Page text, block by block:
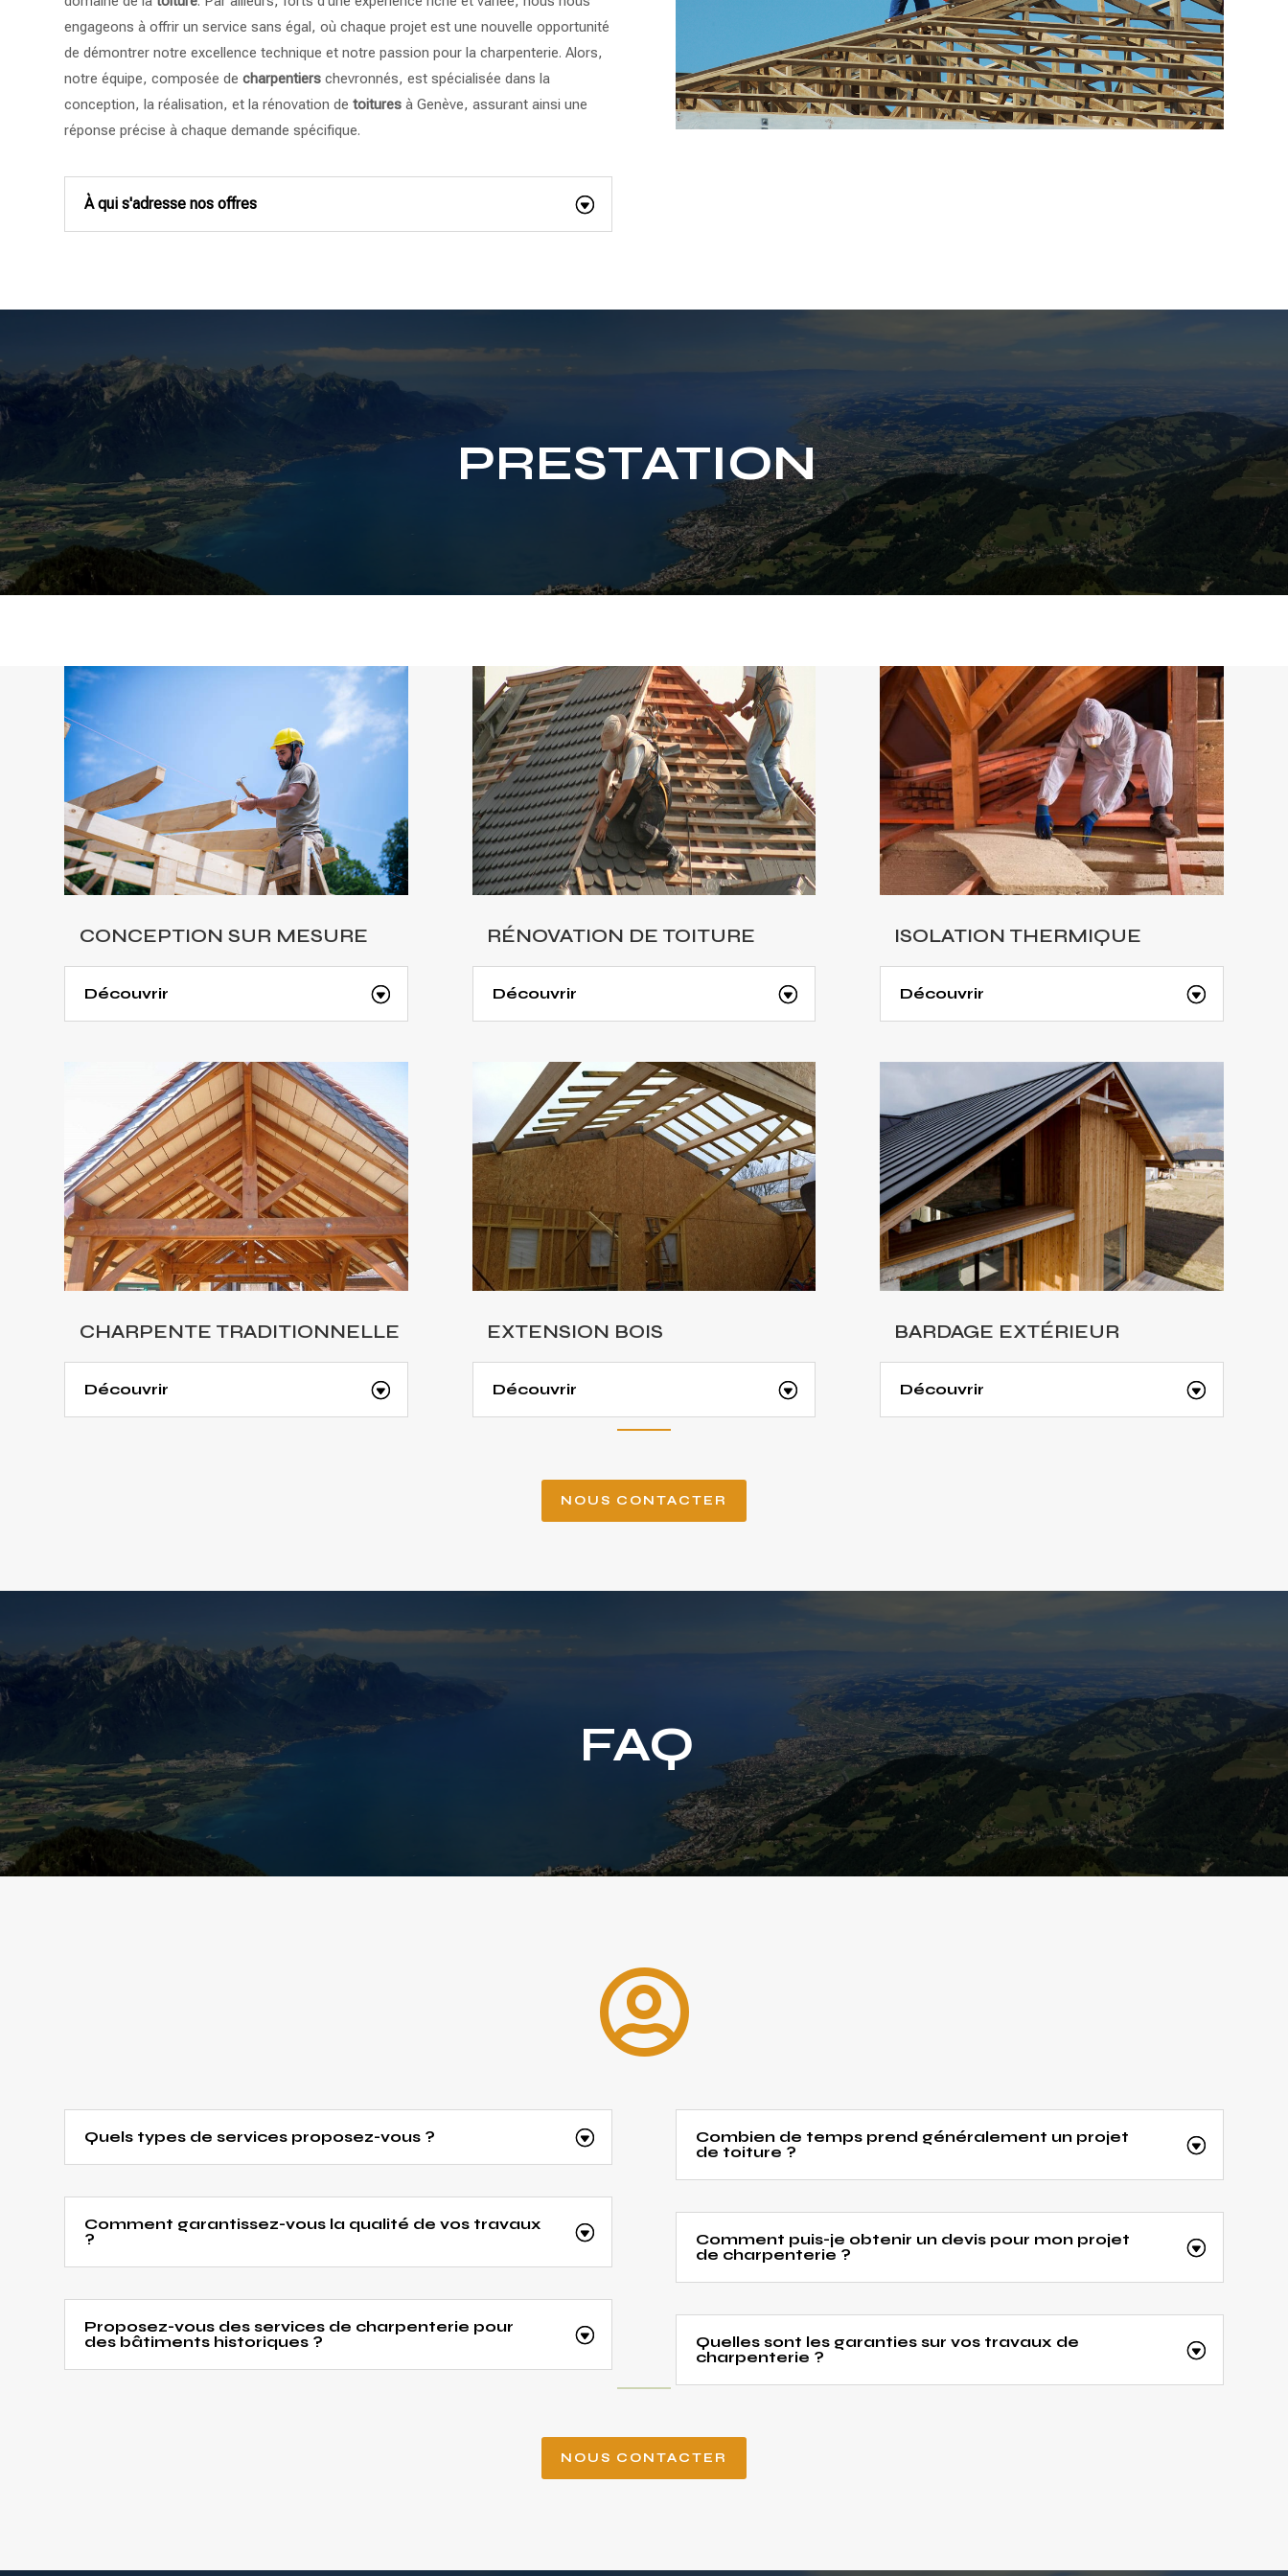
engageons à offrir un service sans égal, où chaque projet est une nouvelle opportunité
de démontrer notre excellence technique et notre passion pour la charpenterie. Alors,
notre équipe, composée decharpentiers chevronnés, est spécialisée dans la
conception, la réalisation, et la rénovation detoitures à Genève, assurant ainsi une
réponse précise à chaque demande spécifique.
À qui s'adresse nos offres
PRESTATION
CONCEPTION SUR MESURE
Découvrir
RÉNOVATION DE TOITURE
Découvrir
ISOLATION THERMIQUE
Découvrir
CHARPENTE TRADITIONNELLE
Découvrir
EXTENSION BOIS
Découvrir
BARDAGE EXTÉRIEUR
Découvrir
NOUS CONTACTER
FAQ

Quels types de services proposez-vous ?
Comment garantissez-vous la qualité de vos travaux
?
Proposez-vous des services de charpenterie pour
des bâtiments historiques ?
Combien de temps prend généralement un projet
de toiture ?
Comment puis-je obtenir un devis pour mon projet
de charpenterie ?
Quelles sont les garanties sur vos travaux de
charpenterie ?
NOUS CONTACTER